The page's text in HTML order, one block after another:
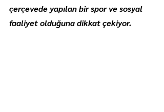
çerçevede yapılan bir spor ve sosyal
faaliyet olduğuna dikkat çekiyor.